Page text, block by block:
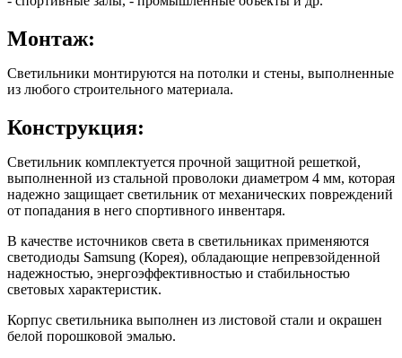
Монтаж:
Светильники монтируются на потолки и стены, выполненные
из любого строительного материала.
Конструкция:
Светильник комплектуется прочной защитной решеткой,
выполненной из стальной проволоки диаметром 4 мм, которая
надежно защищает светильник от механических повреждений
от попадания в него спортивного инвентаря.
В качестве источников света в светильниках применяются
светодиоды Samsung (Корея), обладающие непревзойденной
надежностью, энергоэффективностью и стабильностью
световых характеристик.
Корпус светильника выполнен из листовой стали и окрашен
белой порошковой эмалью.